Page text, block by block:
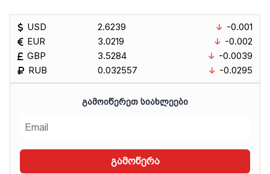
USD
EUR
GBP
RUB
2.6239
3.0219
3.5284
0.032557
-0.001
-0.002
-0.0039
-0.0295
ᲒᲐᲛᲝᲘᲬᲔᲠᲔᲗ ᲡᲘᲐᲮᲚᲔᲔᲑᲘ
გამოწერა